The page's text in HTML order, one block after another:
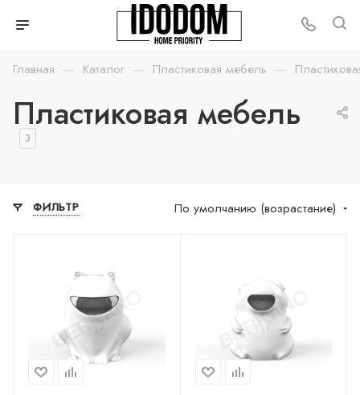
Главная — Каталог — Пластиковая мебель —
Пластиковая мебель
3
ФИЛЬТР По умолчанию (возрастание)